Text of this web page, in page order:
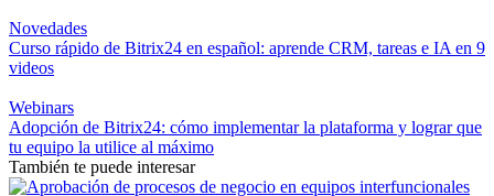
Novedades
Curso rápido de Bitrix24 en español: aprende CRM, tareas e IA en 9
videos
Webinars
Adopción de Bitrix24: cómo implementar la plataforma y lograr que
tu equipo la utilice al máximo
También te puede interesar